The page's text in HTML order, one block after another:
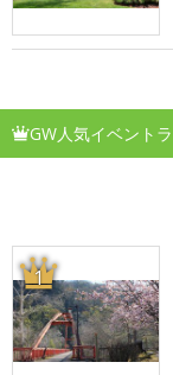
GW人気イベント
1